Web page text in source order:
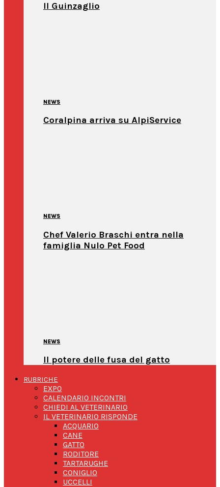
Il Guinzaglio
NEWS
Coralpina arriva su AlpiService
NEWS
Chef Valerio Braschi entra nella
famiglia Nulo Pet Food
NEWS
Il potere delle fusa del gatto
RUBRICHE
EXPO
CALENDARIO INCONTRI
CHIEDI AL VETERINARIO
IL VETERINARIO RISPONDE
ACQUARIO
CANE
GATTO
RODITORE
TARTARUGHE
CONIGLIO
UCCELLI